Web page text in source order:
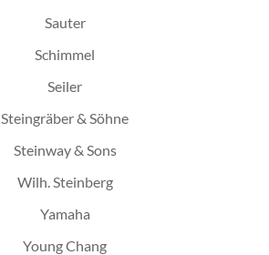
Sauter
Schimmel
Seiler
Steingräber & Söhne
Steinway & Sons
Wilh. Steinberg
Yamaha
Young Chang